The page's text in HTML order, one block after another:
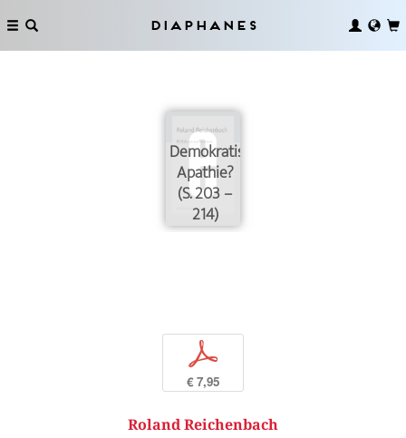
Diaphanes
Demokratische
Apathie?
(S. 203 –
214)
p
€ 7,95
Roland Reichenbach